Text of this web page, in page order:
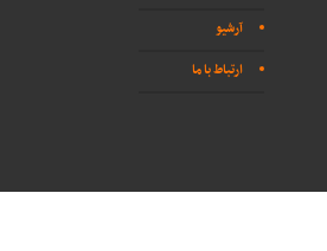
آرشیو
ارتباط با ما